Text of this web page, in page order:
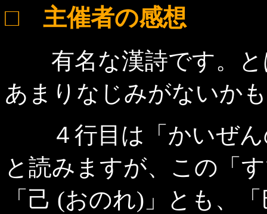
□ 主催者の感想
有名な漢詩です。と
あまりなじみがないか
４行目は「かいぜん
と読みますが、この「
「己 (おのれ)」とも、